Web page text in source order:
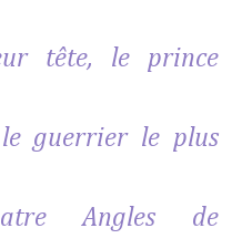
tête, le prince
le guerrier le plus
Angles de